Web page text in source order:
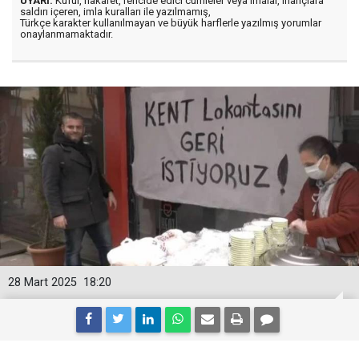
saldırı içeren, imla kuralları ile yazılmamış,
Türkçe karakter kullanılmayan ve büyük harflerle yazılmış yorumlar
onaylanmamaktadır.
18:20
28 Mart 2025